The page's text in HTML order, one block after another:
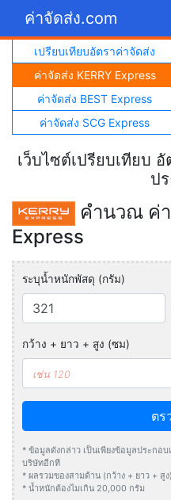
ค่าจัดส่ง.com
เปรียบเทียบอัตราค่าจัดส่ง
ค่าจัดส่ง KERRY Express
ค่าจัดส่ง BEST Express
ค่าจัดส่ง SCG Express
เว็บไซต์เปรียบเทียบ
ป
คำนวณ ค่า
Express
ระบุน้ำหนักพัสดุ (กรัม)
กว้าง + ยาว + สูง (ซม)
ตร
* ข้อมูลดังกล่าว เป็นเพียงข้อมูลประกอ
บริษัทอีกที
* ผลรวมของสามด้าน (กว้าง + ยาว + สู
* น้ำหนักต้องไมเกิน 20,000 กรัม